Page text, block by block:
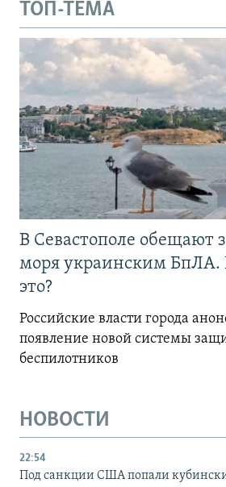
ТОП-ТЕМА
В Севастополе обещают
моря украинским БпЛА.
это?
Российские власти города
появление новой системы
беспилотников
НОВОСТИ
22:54
Под санкции США попали